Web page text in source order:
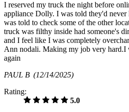
I reserved my truck the night before
appliance Dolly. I was told they'd never
was told to check some of the other
truck was filthy inside had someone's
and I feel like I was completely
Ann nodali. Making my job very hard.I
again
PAUL B (12/14/2025)
Rating:
5.0